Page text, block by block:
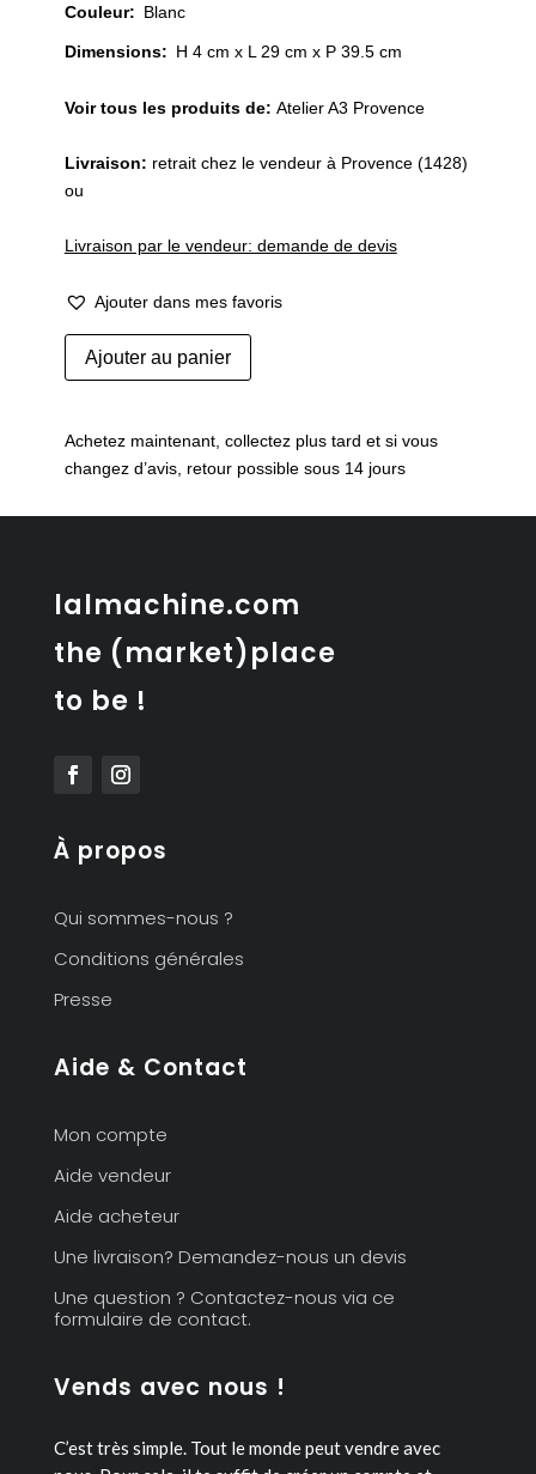
Couleur: Blanc
Dimensions: H 4 cm x L 29 cm x P 39.5 cm
Voir tous les produits de: Atelier A3 Provence
Livraison: retrait chez le vendeur à Provence (1428)
ou
Livraison par le vendeur: demande de devis
Ajouter dans mes favoris
quantité
de
Rosenthal
Ajouter au panier
Achetez maintenant, collectez plus tard et si vous
changez d’avis, retour possible sous 14 jours
lalmachine.com
the (market)place
to be !
À propos
Qui sommes-nous ?
Conditions générales
Presse
Aide & Contact
Mon compte
Aide vendeur
Aide acheteur
Une livraison? Demandez-nous un devis
Une question ? Contactez-nous via ce
formulaire de contact.
Vends avec nous !
C’est très simple. Tout le monde peut vendre avec